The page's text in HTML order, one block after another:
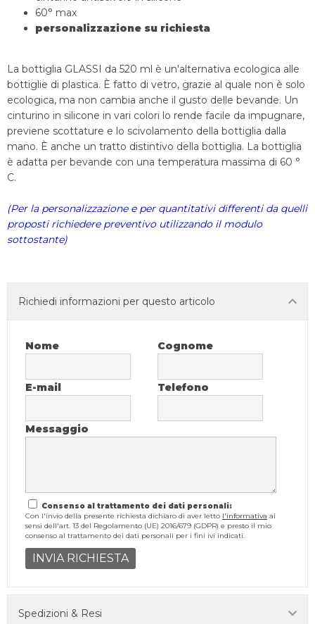
60° max
personalizzazione su richiesta
La bottiglia GLASSI da 520 ml è un'alternativa ecologica alle
bottiglie di plastica. È fatto di vetro, grazie al quale non è solo
ecologica, ma non cambia anche il gusto delle bevande. Un
cinturino in silicone in vari colori lo rende facile da impugnare,
previene scottature e lo scivolamento della bottiglia dalla
mano. È anche un tratto distintivo della bottiglia. La bottiglia
è adatta per bevande con una temperatura massima di 60 °
C.
(Per la personalizzazione e per quantitativi differenti da quelli
proposti richiedere preventivo utilizzando il modulo
sottostante)
Richiedi informazioni per questo articolo
Nome Cognome
E-mail Telefono
Messaggio
Consenso al trattamento dei dati personali:
Con l'invio della presente richiesta dichiaro di aver letto l'informativa ai
sensi dell'art. 13 del Regolamento (UE) 2016/679 (GDPR) e presto il mio
consenso al trattamento dei dati personali per i fini ivi indicati.
INVIA RICHIESTA
Spedizioni & Resi